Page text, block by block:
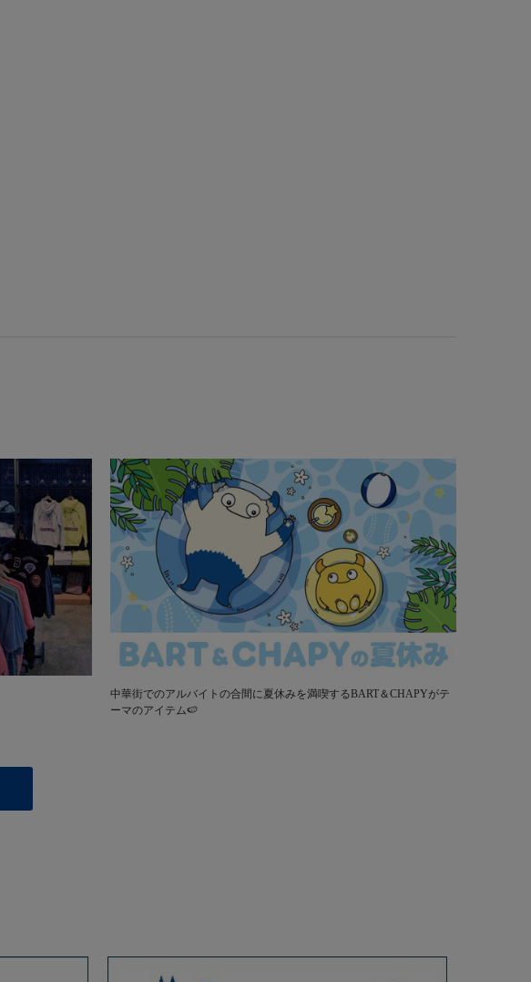
中華街でのアルバイトの合間に夏休みを満喫するBART＆CHAPYがテ
ーマのアイテム🍉